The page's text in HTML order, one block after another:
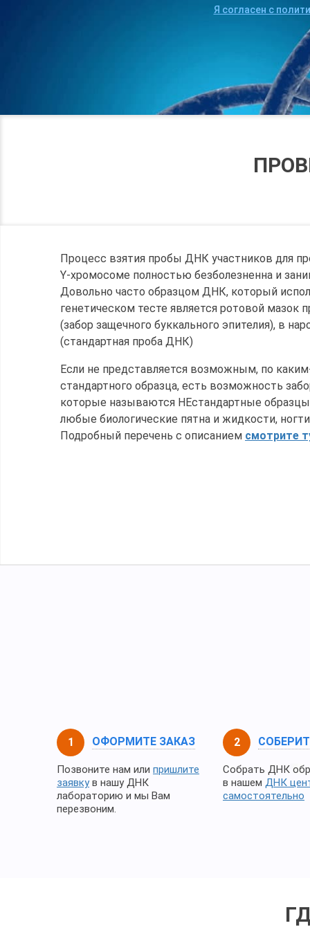
Я согласен с
Процесс взятия пробы ДНК участников для
Y-хромосоме полностью безболезненна и
Довольно часто образцом ДНК, который
генетическом тесте является ротовой мазок
(забор защечного буккального эпителия), в
(стандартная проба ДНК)
Если не представляется возможным, по
стандартного образца, есть возможность
которые называются НЕстандартные
любые биологические пятна и жидкости,
Подробный перечень с описанием смотрите
ОФОРМИТЕ ЗАКАЗ
Позвоните нам или пришлите
заявкув нашу ДНК
лабораторию и мы Вам
перезвоним.
Собрать ДНК
в нашем ДНК
самостоятельно